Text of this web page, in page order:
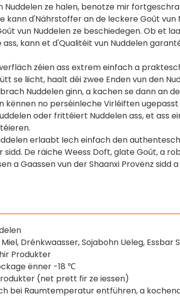
Nuddelen ze halen, benotze mir
kann d'Nährstoffer an de leckere Goût vun
vun Nuddelen ze beschiedegen. Ob et
kann et d'Qualitéit vun Nuddelen
zéien ass extrem einfach a
se liicht, haalt déi zwee Enden vun den
Nuddelen ginn, a kachen se dann an
kënnen no perséinleche Virléiften ugepasst
oder frittéiert Nuddelen ass, et ass
erlaabt Iech einfach den
De räiche Weess Doft, glate Goût, a
a Gaassen vun der Shaanxi Provënz sidd
Drénkwaasser, Sojabohn Ueleg, Essbar
Produkter
ënner -18 ℃
(net prett fir ze iessen)
bei Raumtemperatur entführen, a